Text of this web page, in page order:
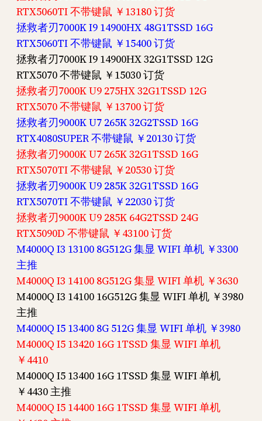
RTX5060TI 不带键鼠 ￥13180 订货
拯救者刃7000K I9 14900HX 48G1TSSD 16G
RTX5060TI 不带键鼠 ￥15400 订货
拯救者刃7000K I9 14900HX 32G1TSSD 12G
RTX5070 不带键鼠 ￥15030 订货
拯救者刃7000K U9 275HX 32G1TSSD 12G
RTX5070 不带键鼠 ￥13700 订货
拯救者刃9000K U7 265K 32G2TSSD 16G
RTX4080SUPER 不带键鼠 ￥20130 订货
拯救者刃9000K U7 265K 32G1TSSD 16G
RTX5070TI 不带键鼠 ￥20530 订货
拯救者刃9000K U9 285K 32G1TSSD 16G
RTX5070TI 不带键鼠 ￥22030 订货
拯救者刃9000K U9 285K 64G2TSSD 24G
RTX5090D 不带键鼠 ￥43100 订货
M4000Q I3 13100 8G512G 集显 WIFI 单机 ￥3300
主推
M4000Q I3 14100 8G512G 集显 WIFI 单机 ￥3630
M4000Q I3 14100 16G512G 集显 WIFI 单机 ￥3980
主推
M4000Q I5 13400 8G 512G 集显 WIFI 单机 ￥3980
M4000Q I5 13420 16G 1TSSD 集显 WIFI 单机
￥4410
M4000Q I5 13400 16G 1TSSD 集显 WIFI 单机
￥4430 主推
M4000Q I5 14400 16G 1TSSD 集显 WIFI 单机